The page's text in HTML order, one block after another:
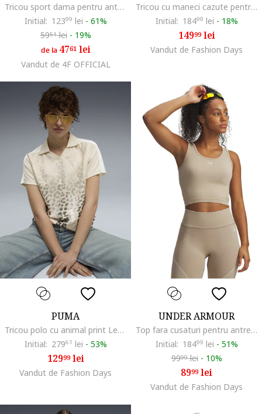
Tricou sport dama pentru antrenament, albastru, poliester
Initial: 12399 lei - 61%
5951lei - 19%
de la 4761lei
Vandut de 4F OFFICIAL
Tricou cu maneci cazute pentru fitness, Maro inchis
Initial: 18499 lei - 18%
14999lei
Vandut de Fashion Days
PUMA
Tricou polo cu animal print Leo Luxe, Gri antracit/Crem
Initial: 27961 lei - 53%
12999lei
Vandut de Fashion Days
UNDER ARMOUR
Top fara cusaturi pentru antrenament Vanish, Alb/Bej deschis
Initial: 18499 lei - 51%
9999lei - 10%
8999lei
Vandut de Fashion Days